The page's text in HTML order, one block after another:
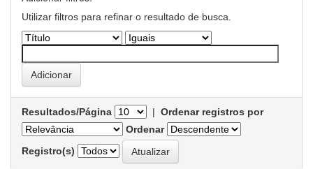
Utilizar filtros para refinar o resultado de busca.
Resultados/Página | Ordenar registros por
Ordenar
Registro(s)